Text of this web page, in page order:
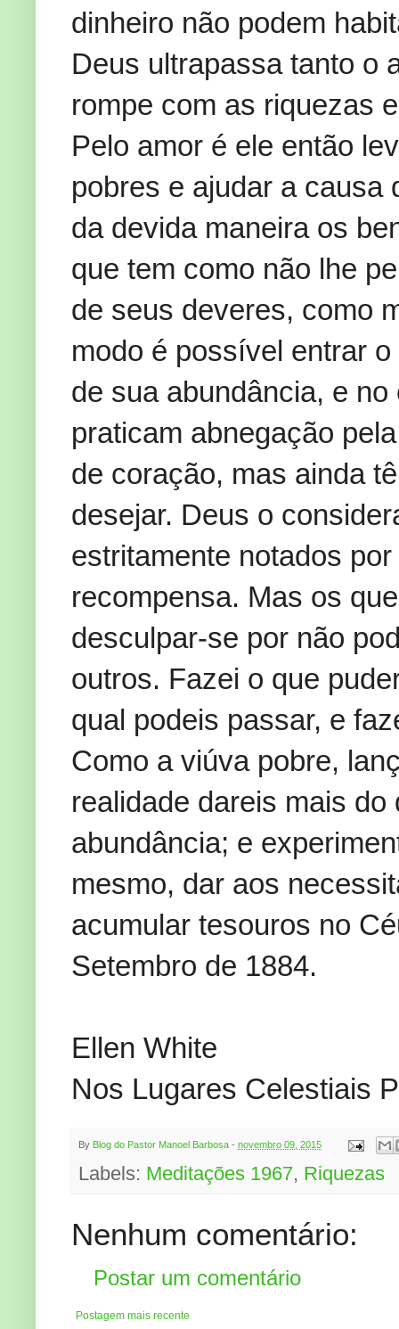
dinheiro não podem
Deus ultrapassa tanto o
rompe com as riquezas
Pelo amor é ele então
pobres e ajudar a causa
da devida maneira os
que tem como não lhe
de seus deveres, como
modo é possível entrar
de sua abundância, e
praticam abnegação
de coração, mas ainda
desejar. Deus o
estritamente notados
recompensa. Mas os
desculpar-se por não
outros. Fazei o que
qual podeis passar, e
Como a viúva pobre,
realidade dareis mais
abundância; e
mesmo, dar aos
acumular tesouros no
Setembro de 1884.
Ellen White
Nos Lugares Celestiais
By Blog do Pastor Manoel Barbosa - novembro 09, 2015
Labels: Meditações 1967, Riquezas
Nenhum comentário:
Postar um comentário
Postagem mais recente